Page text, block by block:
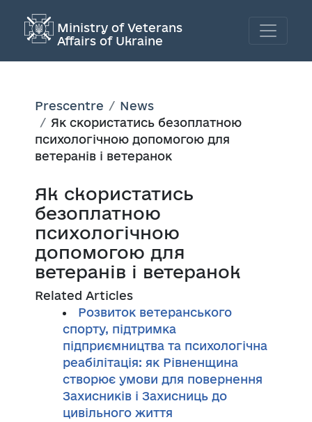
Ministry of Veterans
Affairs of Ukraine
Prescentre
News
Як скористатись безоплатною
психологічною допомогою для
ветеранів і ветеранок
Як скористатись
безоплатною
психологічною
допомогою для
ветеранів і ветеранок
Related Articles
Розвиток ветеранського
спорту, підтримка
підприємництва та психологічна
реабілітація: як Рівненщина
створює умови для повернення
Захисників і Захисниць до
цивільного життя